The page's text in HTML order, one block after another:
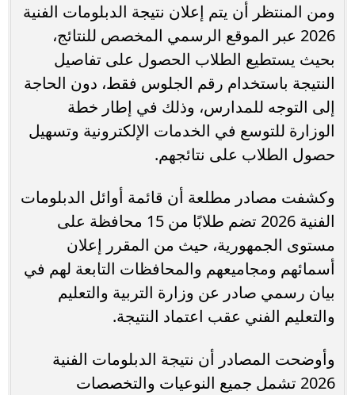
ومن المنتظر أن يتم إعلان نتيجة الدبلومات الفنية
2026 عبر الموقع الرسمي المخصص للنتائج،
بحيث يستطيع الطلاب الحصول على تفاصيل
النتيجة باستخدام رقم الجلوس فقط، دون الحاجة
إلى التوجه للمدارس، وذلك في إطار خطة
الوزارة للتوسع في الخدمات الإلكترونية وتسهيل
حصول الطلاب على نتائجهم.
وكشفت مصادر مطلعة أن قائمة أوائل الدبلومات
الفنية 2026 تضم طلابًا من 15 محافظة على
مستوى الجمهورية، حيث من المقرر إعلان
أسمائهم ومجاميعهم والمحافظات التابعة لهم في
بيان رسمي صادر عن وزارة التربية والتعليم
والتعليم الفني عقب اعتماد النتيجة.
وأوضحت المصادر أن نتيجة الدبلومات الفنية
2026 تشمل جميع النوعيات والتخصصات